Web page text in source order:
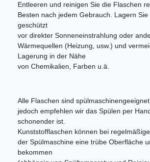
Entleeren und reinigen Sie die Flaschen
Besten nach jedem Gebrauch. Lagern Sie
geschützt
vor direkter Sonneneinstrahlung oder
Wärmequellen (Heizung, usw.) und
Lagerung in der Nähe
von Chemikalien, Farben u.ä.
Alle Flaschen sind
jedoch empfehlen wir das Spülen per
schonender ist.
Kunststofflaschen können bei
der Spülmaschine eine trübe Oberfläche
bekommen